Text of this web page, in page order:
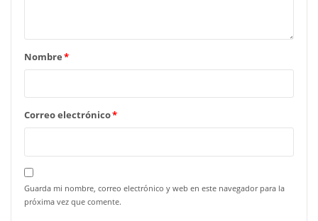
Nombre*
Correo electrónico*
Guarda mi nombre, correo electrónico y web en este navegador para la
próxima vez que comente.